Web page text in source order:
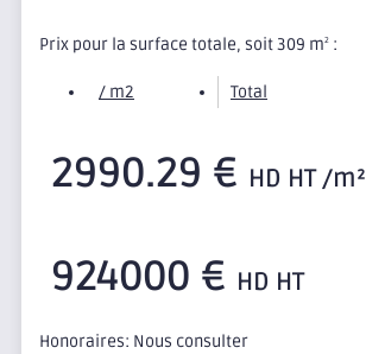
Prix pour la surface totale, soit 309 m2 :
/ m2 Total
2990.29 € HD HT /m²
924000 € HD HT
Honoraires: Nous consulter